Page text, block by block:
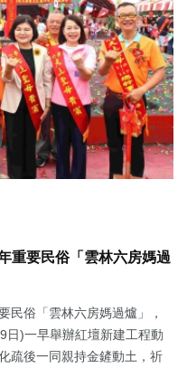
重要民俗「雲林六房媽過
民俗「雲林六房媽過爐」，
日)一早舉辦紅壇新建工程動
疏後一同親持金鏟動土，祈